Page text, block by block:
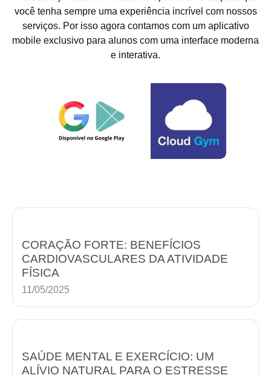
você tenha sempre uma experiência incrível com nossos
serviços. Por isso agora contamos com um aplicativo
mobile exclusivo para alunos com uma interface moderna
e interativa.
CORAÇÃO FORTE: BENEFÍCIOS
CARDIOVASCULARES DA ATIVIDADE
FÍSICA
11/05/2025
SAÚDE MENTAL E EXERCÍCIO: UM
ALÍVIO NATURAL PARA O ESTRESSE